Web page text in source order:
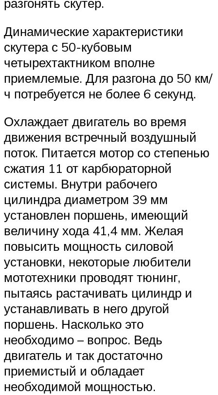
Динамические характеристики
скутера с 50-кубовым
четырехтактником вполне
приемлемые. Для разгона до 50 км/
ч потребуется не более 6 секунд.
Охлаждает двигатель во время
движения встречный воздушный
поток. Питается мотор со степенью
сжатия 11 от карбюраторной
системы. Внутри рабочего
цилиндра диаметром 39 мм
установлен поршень, имеющий
величину хода 41,4 мм. Желая
повысить мощность силовой
установки, некоторые любители
мототехники проводят тюнинг,
пытаясь растачивать цилиндр и
устанавливать в него другой
поршень. Насколько это
необходимо – вопрос. Ведь
двигатель и так достаточно
приемистый и обладает
необходимой мощностью.